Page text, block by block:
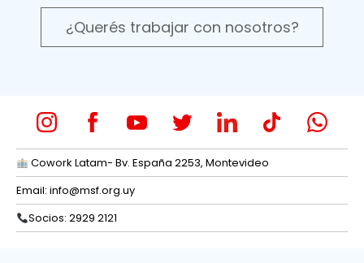
¿Querés trabajar con nosotros?
Cowork Latam- Bv. España 2253, Montevideo
Email: info@msf.org.uy
Socios: 2929 2121